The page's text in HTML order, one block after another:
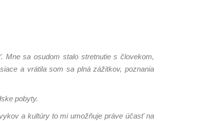
sa osudom stalo stretnutie s človekom,
a vrátila som sa plná zážitkov, poznania
pobyty.
a kultúry to mi umožňuje práve účasť na